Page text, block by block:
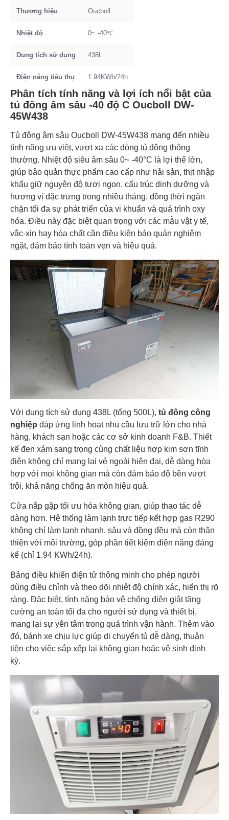
Thương hiệu Oucboll
Nhiệt độ 0~ -40℃
Dung tích sử dụng 438L
Điện năng tiêu thụ 1.94KWh/24h
Phân tích tính năng và lợi ích nổi bật của
tủ đông âm sâu -40 độ C Oucboll DW-
45W438
Tủ đông âm sâu Oucboll DW-45W438 mang đến nhiều
tính năng ưu việt, vượt xa các dòng tủ đông thông
thường. Nhiệt độ siêu âm sâu 0~ -40°C là lợi thế lớn,
giúp bảo quản thực phẩm cao cấp như hải sản, thịt nhập
khẩu giữ nguyên độ tươi ngon, cấu trúc dinh dưỡng và
hương vị đặc trưng trong nhiều tháng, đồng thời ngăn
chặn tối đa sự phát triển của vi khuẩn và quá trình oxy
hóa. Điều này đặc biệt quan trọng với các mẫu vật y tế,
vắc-xin hay hóa chất cần điều kiện bảo quản nghiêm
ngặt, đảm bảo tính toàn vẹn và hiệu quả.
Với dung tích sử dụng 438L (tổng 500L), tủ đông công
nghiệp đáp ứng linh hoạt nhu cầu lưu trữ lớn cho nhà
hàng, khách sạn hoặc các cơ sở kinh doanh F&B. Thiết
kế đen xám sang trọng cùng chất liệu hợp kim sơn tĩnh
điện không chỉ mang lại vẻ ngoài hiện đại, dễ dàng hòa
hợp với mọi không gian mà còn đảm bảo độ bền vượt
trội, khả năng chống ăn mòn hiệu quả.
Cửa nắp gập tối ưu hóa không gian, giúp thao tác dễ
dàng hơn. Hệ thống làm lạnh trực tiếp kết hợp gas R290
không chỉ làm lạnh nhanh, sâu và đồng đều mà còn thân
thiện với môi trường, góp phần tiết kiệm điện năng đáng
kể (chỉ 1.94 KWh/24h).
Bảng điều khiển điện tử thông minh cho phép người
dùng điều chỉnh và theo dõi nhiệt độ chính xác, hiển thị rõ
ràng. Đặc biệt, tính năng bảo vệ chống điện giật tăng
cường an toàn tối đa cho người sử dụng và thiết bị,
mang lại sự yên tâm trong quá trình vận hành. Thêm vào
đó, bánh xe chịu lực giúp di chuyển tủ dễ dàng, thuận
tiện cho việc sắp xếp lại không gian hoặc vệ sinh định
kỳ.